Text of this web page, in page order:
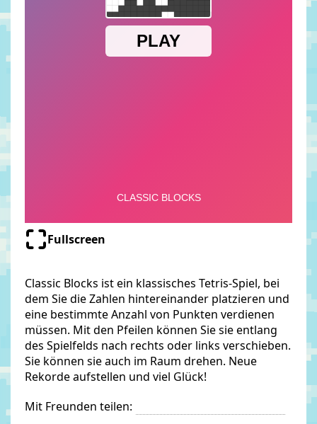
Fullscreen
Classic Blocks ist ein klassisches Tetris-Spiel, bei
dem Sie die Zahlen hintereinander platzieren und
eine bestimmte Anzahl von Punkten verdienen
müssen. Mit den Pfeilen können Sie sie entlang
des Spielfelds nach rechts oder links verschieben.
Sie können sie auch im Raum drehen. Neue
Rekorde aufstellen und viel Glück!
Mit Freunden teilen: